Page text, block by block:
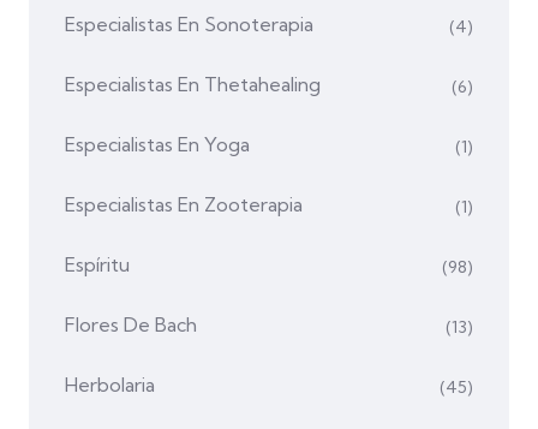
Especialistas En Sonoterapia (4)
Especialistas En Thetahealing (6)
Especialistas En Yoga (1)
Especialistas En Zooterapia (1)
Espíritu (98)
Flores De Bach (13)
Herbolaria (45)